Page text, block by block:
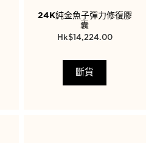
24K純金魚子彈力修復膠
囊
$14,224.00
斷貨